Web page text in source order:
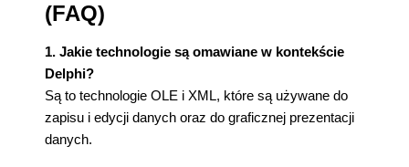
(FAQ)
1. Jakie technologie są omawiane w kontekście
Delphi?
Są to technologie OLE i XML, które są używane do
zapisu i edycji danych oraz do graficznej prezentacji
danych.